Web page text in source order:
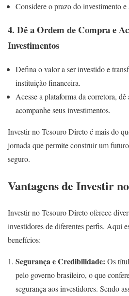
Considere o prazo do investimento
4. Dê a Ordem de Compra e
Investimentos
Defina o valor a ser investido e
instituição financeira.
Acesse a plataforma da corretora,
acompanhe seus investimentos.
Investir no Tesouro Direto é mais do
jornada que permite construir um
seguro.
Vantagens de Investir
Investir no Tesouro Direto oferece
investidores de diferentes perfis. Aqui
benefícios:
Segurança e Credibilidade: Os
pelo governo brasileiro, o que
segurança aos investidores. Sendo